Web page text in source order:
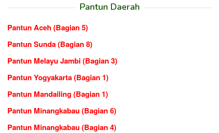
Pantun Daerah
Pantun Aceh (Bagian 5)
Pantun Sunda (Bagian 8)
Pantun Melayu Jambi (Bagian 3)
Pantun Yogyakarta (Bagian 1)
Pantun Mandailing (Bagian 1)
Pantun Minangkabau (Bagian 6)
Pantun Minangkabau (Bagian 4)